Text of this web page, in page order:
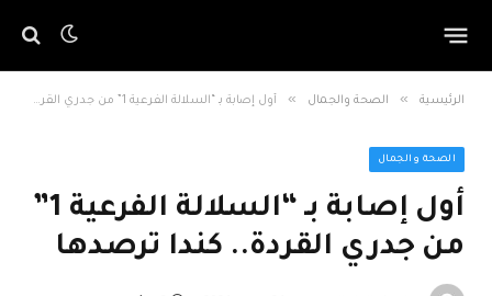
الرئيسية » الصحة والجمال » أول إصابة بـ “السلالة الفرعية 1” من جدري القردة.. كندا ترصدها
الصحة والجمال
أول إصابة بـ “السلالة الفرعية 1”
من جدري القردة.. كندا ترصدها